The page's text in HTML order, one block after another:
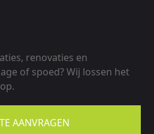
renovaties en
of spoed? Wij lossen het
AANVRAGEN